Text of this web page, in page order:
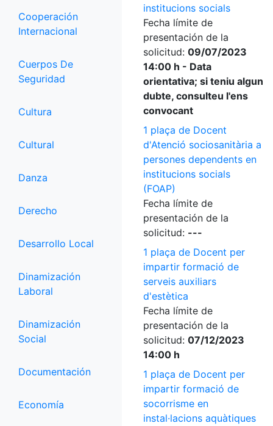
Cooperación
Internacional
Cuerpos De
Seguridad
Cultura
Cultural
Danza
Derecho
Desarrollo Local
Dinamización
Laboral
Dinamización
Social
Documentación
Economía
institucions socials
Fecha límite de
presentación de la
solicitud: 09/07/2023
14:00 h - Data
orientativa; si teniu algun
dubte, consulteu l'ens
convocant
1 plaça de Docent
d'Atenció sociosanitària a
persones dependents en
institucions socials
(FOAP)
Fecha límite de
presentación de la
solicitud: ---
1 plaça de Docent per
impartir formació de
serveis auxiliars
d'estètica
Fecha límite de
presentación de la
solicitud: 07/12/2023
14:00 h
1 plaça de Docent per
impartir formació de
socorrisme en
instal·lacions aquàtiques